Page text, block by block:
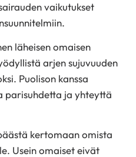
vaikutukset
läheisen omaisen
arjen sujuvuuden
Puolison kanssa
parisuhdetta ja yhteyttä
kertomaan omista
Usein omaiset eivät